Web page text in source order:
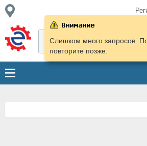
Слишком много запросов.
повторите позже.